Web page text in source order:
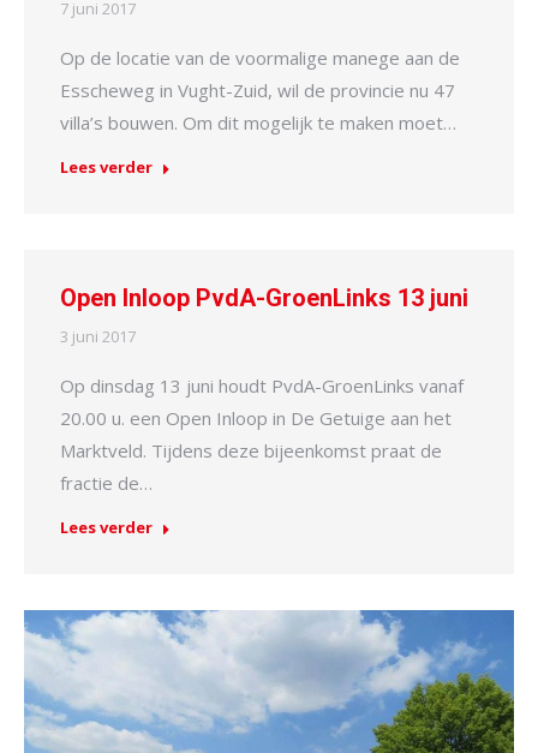
7 juni 2017
Op de locatie van de voormalige manege aan de
Esscheweg in Vught-Zuid, wil de provincie nu 47
villa’s bouwen. Om dit mogelijk te maken moet…
Lees verder
Open Inloop PvdA-GroenLinks 13 juni
3 juni 2017
Op dinsdag 13 juni houdt PvdA-GroenLinks vanaf
20.00 u. een Open Inloop in De Getuige aan het
Marktveld. Tijdens deze bijeenkomst praat de
fractie de…
Lees verder